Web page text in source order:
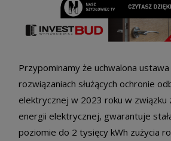
Przypominamy że uchwalona
rozwiązaniach służących ochronie
elektrycznej w 2023 roku w związku
energii elektrycznej, gwarantuje
poziomie do 2 tysięcy kWh zużycia